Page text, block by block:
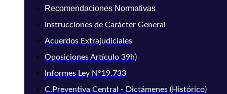
Recomendaciones Normativas
Instrucciones de Carácter General
Acuerdos Extrajudiciales
Oposiciones Artículo 39h)
Informes Ley N°19.733
C.Preventiva Central - Dictámenes (Histórico)